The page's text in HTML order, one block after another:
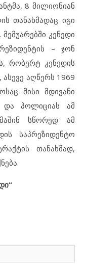
8 მილიონიან
თანახმადაც იგი
კენედი
– ჯონ
რობერტ კენედის
აღწერს 1969
მისი მდივანი
და პოლიციას ამ
სწორედ ამ
საპრეზიდენტო
თანახმად,